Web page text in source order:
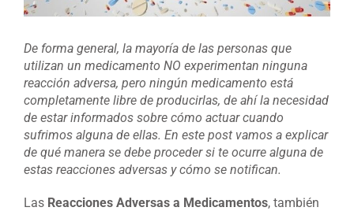
De forma general, la mayoría de las personas que
utilizan un medicamento NO experimentan ninguna
reacción adversa, pero ningún medicamento está
completamente libre de producirlas, de ahí la necesidad
de estar informados sobre cómo actuar cuando
sufrimos alguna de ellas. En este post vamos a explicar
de qué manera se debe proceder si te ocurre alguna de
estas reacciones adversas y cómo se notifican.
Las Reacciones Adversas a Medicamentos, también